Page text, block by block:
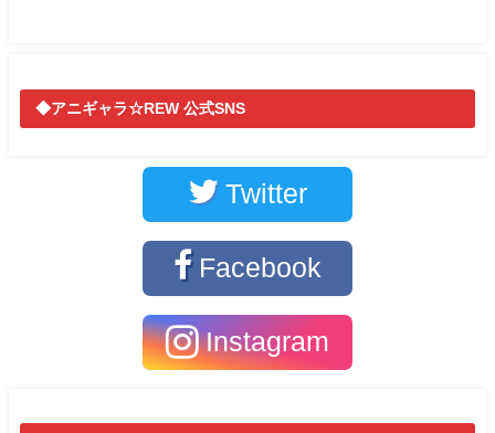
◆アニギャラ☆REW 公式SNS
Twitter
Facebook
Instagram